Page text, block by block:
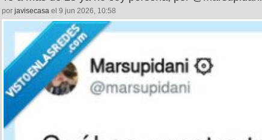
por javisecasa el 9 jun 2026, 10:58